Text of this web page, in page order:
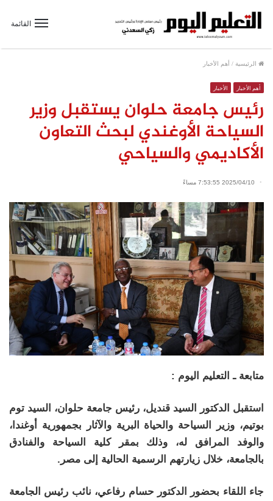
القائمة
الرئيسية / أهم الأخبار
أهم الأخبار الأخبار
رئيس جامعة حلوان يستقبل وزير
السياحة الأوغندي لبحث التعاون
الأكاديمي والسياحي
2025/04/10 7:53:55 مساءً
متابعة ـ التعليم اليوم :
استقبل الدكتور السيد قنديل، رئيس جامعة حلوان، السيد توم
بوتيم، وزير السياحة والحياة البرية والآثار بجمهورية أوغندا،
والوفد المرافق له، وذلك بمقر كلية السياحة والفنادق
بالجامعة، خلال زيارتهم الرسمية الحالية إلى مصر.
جاء اللقاء بحضور الدكتور حسام رفاعي، نائب رئيس الجامعة